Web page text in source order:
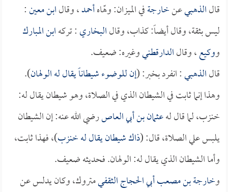
قالالذهبيعنخارجةفي الميزان: وهّاهأحمد، وقالابن معين:
ليس بثقة، وقال أيضاً: كذاب، وقالالبخاري: تركهابن المبارك
ووكيع، وقالالدارقطنيوغيره: ضعيف.
قالالذهبي: انفرد بخبر: (إن للوضوء شيطاناً يقال له الولهان).
وهذا إنما ثابت في الشيطان الذي في الصلاة، وهو شيطان يقال له:
خنزب، لما قال لهعثمان بن أبي العاصرضي الله عنه: إن الشيطان
يلبس علي الصلاة، قال: (ذاك شيطان يقال له خنزب)، فهذا ثابت،
وأما الشيطان الذي يقال له: الولهان. فحديثه ضعيف.
وخارجة بن مصعب أبي الحجاج الثقفيمتروك، وكان يدلس عن